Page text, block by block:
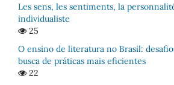
Les sens, les sentiments, la
individualiste
25
O ensino de literatura no Brasil:
busca de práticas mais eficientes
22